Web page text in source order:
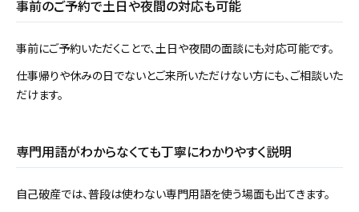
事前のご予約で土日や夜間の対応も可能
事前にご予約いただくことで、土日や夜間の面談にも対応可能です。
仕事帰りや休みの日でないとご来所いただけない方にも、ご相談いた
だけます。
専門用語がわからなくても丁寧にわかりやすく説明
自己破産では、普段は使わない専門用語を使う場面も出てきます。